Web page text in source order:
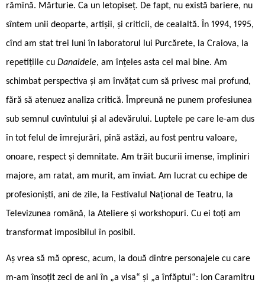
rămînă. Mărturie. Ca un letopiseț. De fapt, nu există bariere, nu
sîntem unii deoparte, artișii, și criticii, de cealaltă. În 1994, 1995,
cînd am stat trei luni în laboratorul lui Purcărete, la Craiova, la
repetițiile cu Danaidele, am înțeles asta cel mai bine. Am
schimbat perspectiva și am învățat cum să privesc mai profund,
fără să atenuez analiza critică. Împreună ne punem profesiunea
sub semnul cuvîntului și al adevărului. Luptele pe care le-am dus
în tot felul de îmrejurări, pînă astăzi, au fost pentru valoare,
onoare, respect și demnitate. Am trăit bucurii imense, împliniri
majore, am ratat, am murit, am înviat. Am lucrat cu echipe de
profesioniști, ani de zile, la Festivalul Național de Teatru, la
Televizunea română, la Ateliere și workshopuri. Cu ei toți am
transformat imposibilul în posibil.
Aș vrea să mă opresc, acum, la două dintre personajele cu care
m-am însoțit zeci de ani în „a visa“ și „a înfăptui“: Ion Caramitru